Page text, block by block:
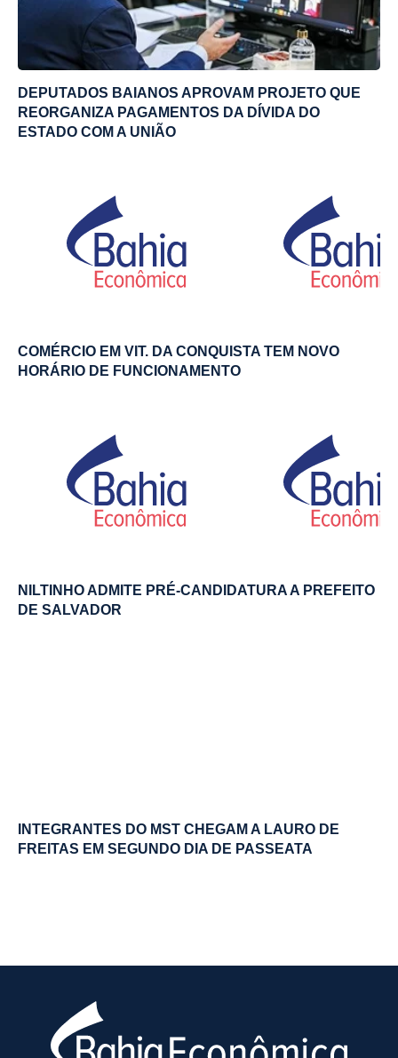
DEPUTADOS BAIANOS APROVAM PROJETO QUE
REORGANIZA PAGAMENTOS DA DÍVIDA DO
ESTADO COM A UNIÃO
COMÉRCIO EM VIT. DA CONQUISTA TEM NOVO
HORÁRIO DE FUNCIONAMENTO
NILTINHO ADMITE PRÉ-CANDIDATURA A PREFEITO
DE SALVADOR
INTEGRANTES DO MST CHEGAM A LAURO DE
FREITAS EM SEGUNDO DIA DE PASSEATA